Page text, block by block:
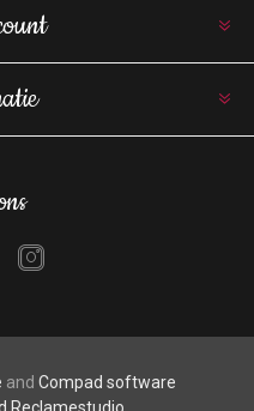
and Compad software